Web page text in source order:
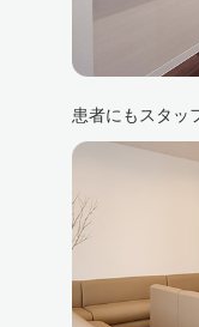
患者にもスタッ